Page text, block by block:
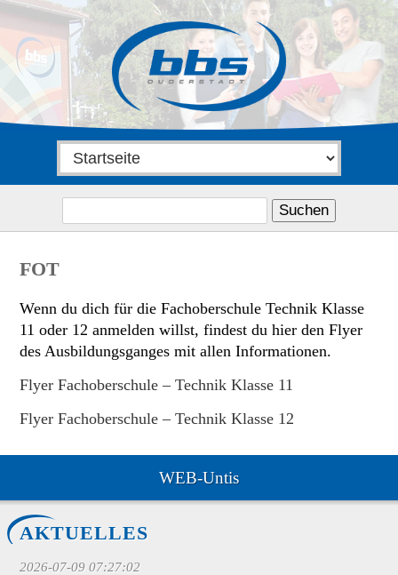
Suchen
FOT
Wenn du dich für die Fachoberschule Technik Klasse
11 oder 12 anmelden willst, findest du hier den Flyer
des Ausbildungsganges mit allen Informationen.
Flyer Fachoberschule – Technik Klasse 11
Flyer Fachoberschule – Technik Klasse 12
WEB-Untis
AKTUELLES
2026-07-09 07:27:02